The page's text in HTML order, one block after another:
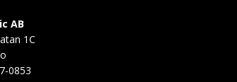
AB
1C
0853